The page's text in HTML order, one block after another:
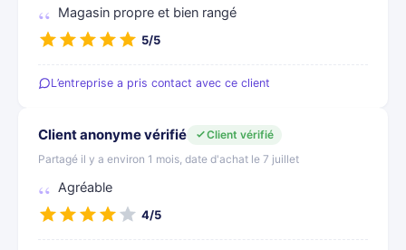
Magasin propre et bien rangé
5/5
L’entreprise a pris contact avec ce client
Client anonyme vérifié
Client vérifié
Partagé il y a environ 1 mois, date d'achat le 7 juillet
Agréable
4/5